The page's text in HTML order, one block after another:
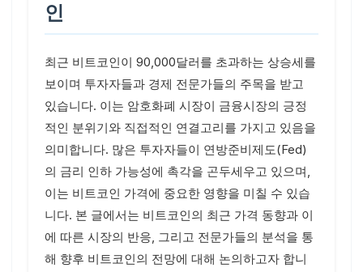
인
최근 비트코인이 90,000달러를 초과하는 상승세를
보이며 투자자들과 경제 전문가들의 주목을 받고
있습니다. 이는 암호화폐 시장이 금융시장의 긍정
적인 분위기와 직접적인 연결고리를 가지고 있음을
의미합니다. 많은 투자자들이 연방준비제도(Fed)
의 금리 인하 가능성에 촉각을 곤두세우고 있으며,
이는 비트코인 가격에 중요한 영향을 미칠 수 있습
니다. 본 글에서는 비트코인의 최근 가격 동향과 이
에 따른 시장의 반응, 그리고 전문가들의 분석을 통
해 향후 비트코인의 전망에 대해 논의하고자 합니